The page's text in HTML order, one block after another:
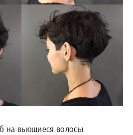
на вьющиеся волосы